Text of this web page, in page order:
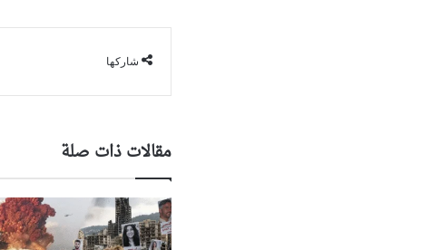
شاركها
مقالات ذات صلة